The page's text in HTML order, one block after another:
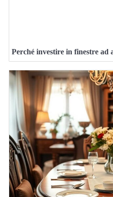
Perché investire in finestre ad